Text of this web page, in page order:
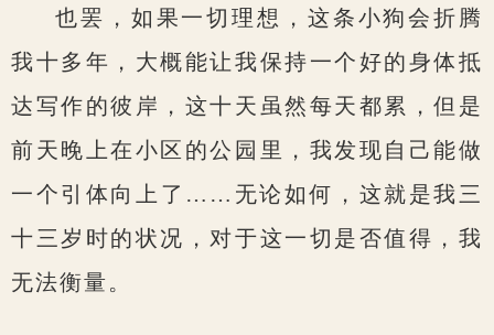
也罢，如果一切理想，这条小狗会折腾
我十多年，大概能让我保持一个好的身体抵
达写作的彼岸，这十天虽然每天都累，但是
前天晚上在小区的公园里，我发现自己能做
一个引体向上了……无论如何，这就是我三
十三岁时的状况，对于这一切是否值得，我
无法衡量。